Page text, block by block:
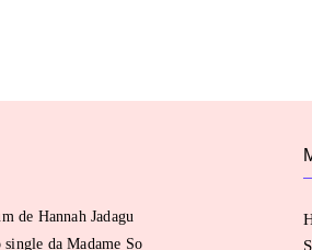
de Hannah Jadagu
da Madame So